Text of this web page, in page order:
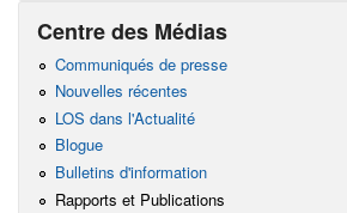
Centre des Médias
Communiqués de presse
Nouvelles récentes
LOS dans l'Actualité
Blogue
Bulletins d'information
Rapports et Publications